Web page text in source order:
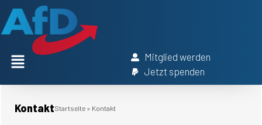
Mitglied werden
Jetzt spenden
KontaktStartseite » Kontakt